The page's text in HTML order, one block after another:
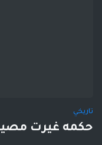
تاريخي
حكمه غيرت